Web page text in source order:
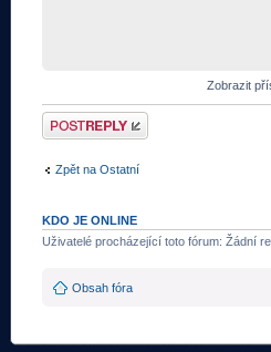
Zobrazit
Odeslat odpověď
Zpět na Ostatní
KDO JE ONLINE
Uživatelé procházející toto fórum: Žádní
Obsah fóra